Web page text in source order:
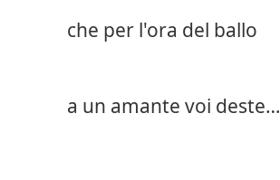
che per l'ora del ballo
a un amante voi deste…